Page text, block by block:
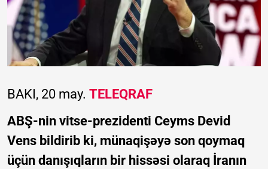
BAKI, 20 may. TELEQRAF
ABŞ-nin vitse-prezidenti Ceyms Devid
Vens bildirib ki, münaqişəyə son qoymaq
üçün danışıqların bir hissəsi olaraq İranın